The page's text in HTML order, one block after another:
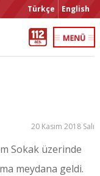
Türkçe English
20 Kasım 2018 Salı
Sokak üzerinde
meydana geldi.